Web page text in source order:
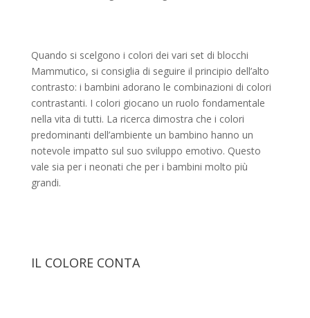
Quando si scelgono i colori dei vari set di blocchi
Mammutico, si consiglia di seguire il principio dell’alto
contrasto: i bambini adorano le combinazioni di colori
contrastanti. I colori giocano un ruolo fondamentale
nella vita di tutti. La ricerca dimostra che i colori
predominanti dell’ambiente un bambino hanno un
notevole impatto sul suo sviluppo emotivo. Questo
vale sia per i neonati che per i bambini molto più
grandi.
IL COLORE CONTA